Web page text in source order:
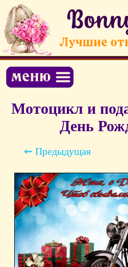
Мотоцикл и
День
⇜ Предыдущая